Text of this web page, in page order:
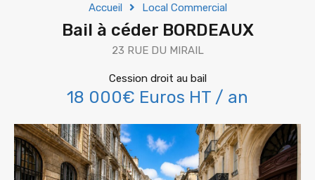
Accueil Local Commercial
Bail à céder BORDEAUX
23 RUE DU MIRAIL
Cession droit au bail
18 000€ Euros HT / an